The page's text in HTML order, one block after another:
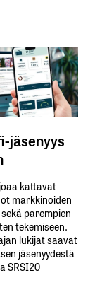
jäsenyys
kattavat
markkinoiden
parempien
tekemiseen.
lukijat saavat
jäsenyydestä
SRSI20